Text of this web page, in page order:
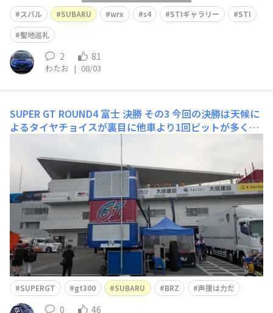
スバル SUBARU wrx s4 STIギャラリー
STI
聖地巡礼
2 81
わたお | 08/03
SUPER GT ROUND4 富士 決勝 その3 今回の決勝は天候に
よるタイヤチョイスが裏目に他車より1回ピットが多くな
って最終盤にバースト…結果28位と悔しい結果に…やは
りマシンと言うよりは車とタイヤが合ってないのかも…🥲
どんな結果でも全力応援📣次回に期待してます🙏お疲れ様
でした😊個人的にすーすーからサイン貰えて嬉しかった
です😊😊
SUPERGT gt300 SUBARU BRZ 声援は力だ
0 46